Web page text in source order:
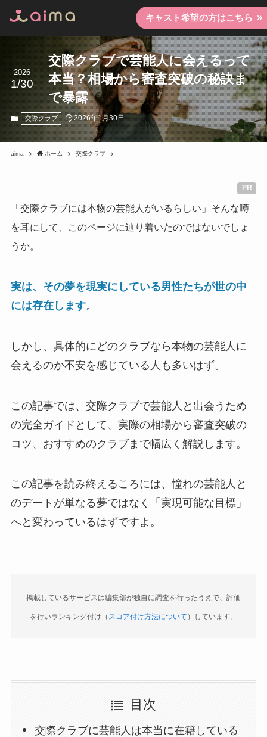
キャスト希望の方はこちら
交際クラブで芸能人に会えるって
本当？相場から審査突破の秘訣ま
で暴露
2026
1/30
交際クラブ 2026年1月30日
aima ホーム 交際クラブ
PR
「交際クラブには本物の芸能人がいるらしい」そんな噂
を耳にして、このページに辿り着いたのではないでしょ
うか。
実は、その夢を現実にしている男性たちが世の中
には存在します。
しかし、具体的にどのクラブなら本物の芸能人に
会えるのか不安を感じている人も多いはず。
この記事では、交際クラブで芸能人と出会うため
の完全ガイドとして、実際の相場から審査突破の
コツ、おすすめのクラブまで幅広く解説します。
この記事を読み終えるころには、憧れの芸能人と
のデートが単なる夢ではなく「実現可能な目標」
へと変わっているはずですよ。
掲載しているサービスは編集部が独自に調査を行ったうえで、評価
を行いランキング付け（ スコア付け方法について ）しています。
目次
交際クラブに芸能人は本当に在籍している